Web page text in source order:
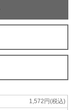
1,572円(税込)